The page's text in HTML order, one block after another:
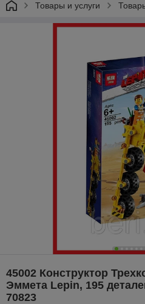
Товары и услуги
45002 Конструктор
Эммета Lepin, 195
70823